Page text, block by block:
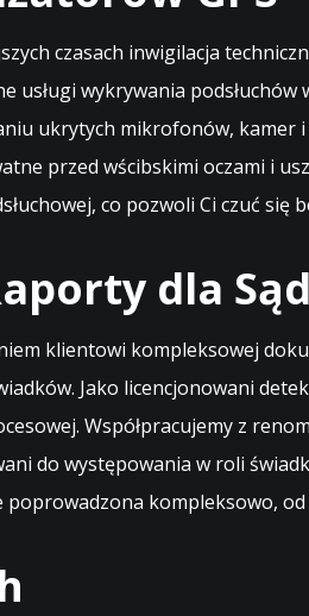
czasach inwigilacja
wykrywania
ukrytych mikrofonów, kamer
przed wścibskimi oczami i
co pozwoli Ci czuć się
dla
klientowi kompleksowej
Jako licencjonowani
Współpracujemy z
do występowania w roli
kompleksowo,